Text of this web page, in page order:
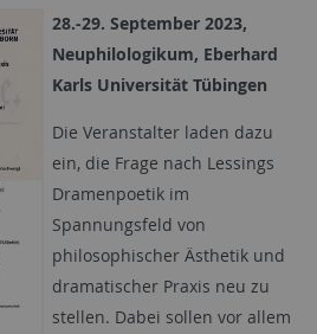
28.-29. September 2023,
Neuphilologikum, Eberhard
Karls Universität Tübingen
Die Veranstalter laden dazu
ein, die Frage nach Lessings
Dramenpoetik im
Spannungsfeld von
philosophischer Ästhetik und
dramatischer Praxis neu zu
stellen. Dabei sollen vor allem